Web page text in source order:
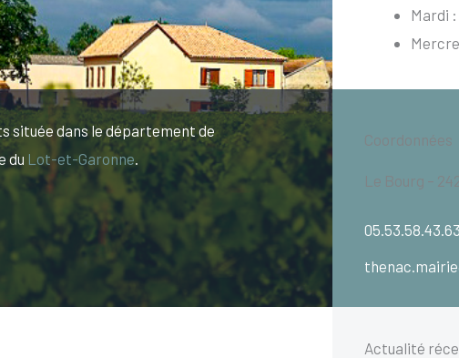
Mardi :
située dans le département de
du Lot-et-Garonne.
Coordonnées
Le Bourg –
05.53.58.43.63
Actualité